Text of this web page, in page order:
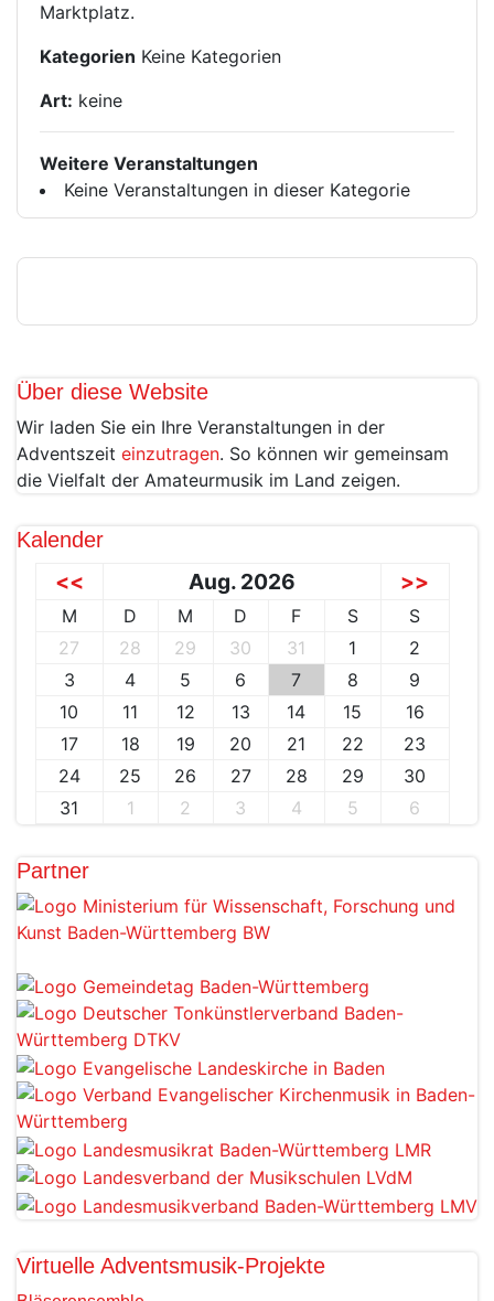
Marktplatz.
Kategorien Keine Kategorien
Art: keine
Weitere Veranstaltungen
Keine Veranstaltungen in dieser Kategorie
Über diese Website
Wir laden Sie ein Ihre Veranstaltungen in der
Adventszeit einzutragen. So können wir gemeinsam
die Vielfalt der Amateurmusik im Land zeigen.
Kalender
<< Aug. 2026 >>
M D M D F S
S
27
28 29 30 31 1
2
3
4 5 6 7 8
9
10
11 12 13 14 15
16
17
18 19 20 21 22
23
24
25 26 27 28 29
30
31
1 2 3 4 5 6
Partner
Virtuelle Adventsmusik-Projekte